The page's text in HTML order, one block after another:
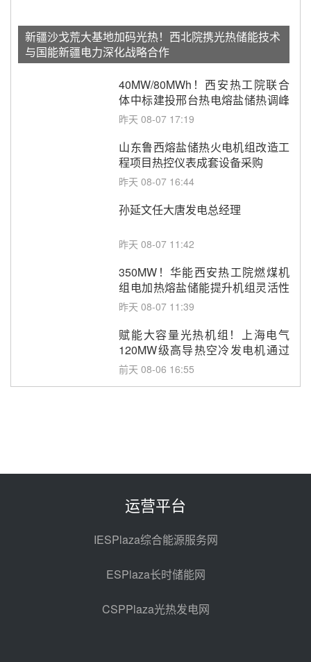
新疆沙戈荒大基地加码光热！西北院携光热储能技术
与国能新疆电力深化战略合作
40MW/80MWh！西安热工院联合
体中标建投邢台热电熔盐储热调峰
调频改造EPC项目
昨天 08-07 17:19
山东鲁西熔盐储热火电机组改造工
程项目热控仪表成套设备采购
昨天 08-07 16:44
孙延文任大唐发电总经理
昨天 08-07 11:42
350MW！华能西安热工院燃煤机
组电加热熔盐储能提升机组灵活性
改造项目初步设计第三方评审服务
昨天 08-07 11:39
赋能大容量光热机组！上海电气
120MW级高导热空冷发电机通过
型式试验
前天 08-06 16:55
100MW光工程性能试验采购
光热示范电站二列蒸汽发生器设备
亚核阀业中标天山北麓100MW光
热发电工程EPC总承包项目熔盐截
止阀、熔盐三偏心蝶阀采购
08-05 17:15
运营平台
IESPlaza综合能源服务网
ESPlaza长时储能网
CSPPlaza光热发电网